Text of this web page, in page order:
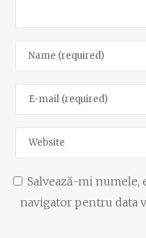
Salvează-mi
navigator pentru data